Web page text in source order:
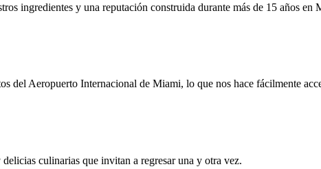
ingredientes y una reputación construida durante más de 15 años en
Aeropuerto Internacional de Miami, lo que nos hace fácilmente
culinarias que invitan a regresar una y otra vez.